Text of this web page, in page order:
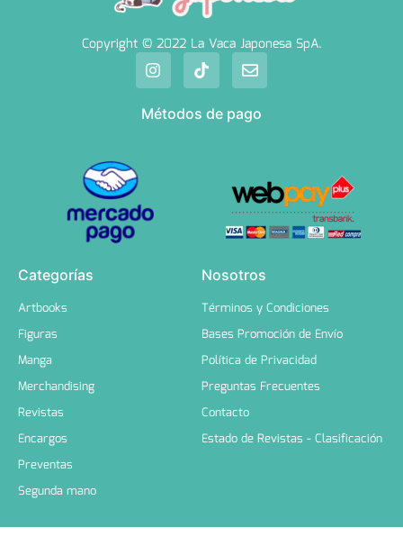
Copyright © 2022 La Vaca Japonesa SpA.
Métodos de pago
Categorías
Artbooks
Figuras
Manga
Merchandising
Revistas
Encargos
Preventas
Segunda mano
Nosotros
Términos y Condiciones
Bases Promoción de Envío
Política de Privacidad
Preguntas Frecuentes
Contacto
Estado de Revistas - Clasificación